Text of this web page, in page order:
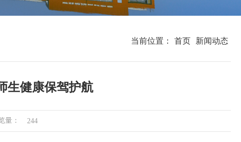
当前位置： 首页 新闻动态
生健康保驾护航
量： 244